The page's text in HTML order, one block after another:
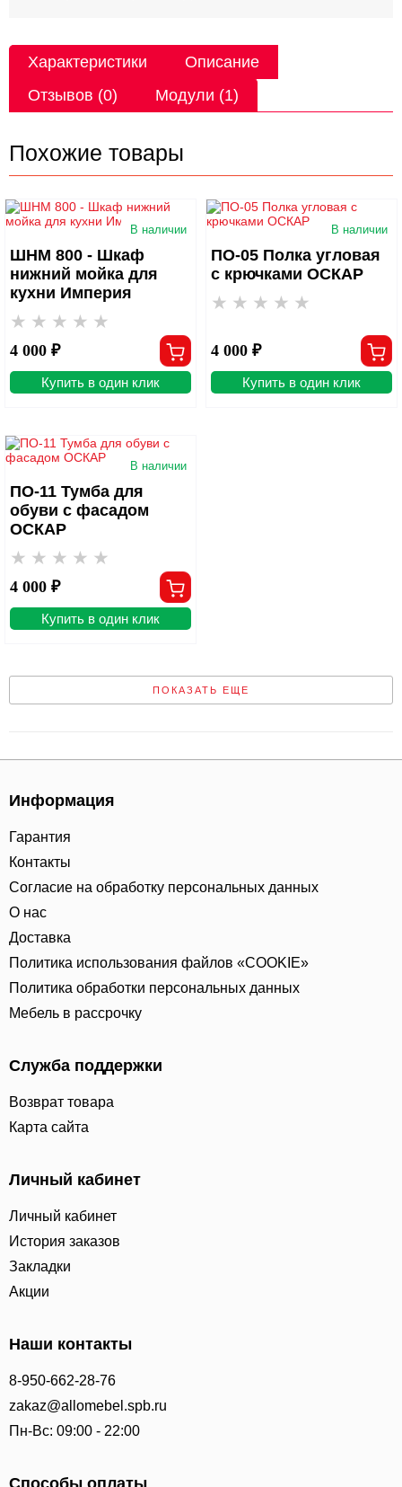
Характеристики
Описание
Отзывов (0)
Модули (1)
Похожие товары
В наличии
ШНМ 800 - Шкаф
нижний мойка для
кухни Империя
4 000 ₽
Купить в один клик
В наличии
ПО-05 Полка угловая
с крючками ОСКАР
4 000 ₽
Купить в один клик
В наличии
ПО-11 Тумба для
обуви с фасадом
ОСКАР
4 000 ₽
Купить в один клик
ПОКАЗАТЬ ЕЩЕ
Информация
Гарантия
Контакты
Согласие на обработку персональных данных
О нас
Доставка
Политика использования файлов «COOKIE»
Политика обработки персональных данных
Мебель в рассрочку
Служба поддержки
Возврат товара
Карта сайта
Личный кабинет
Личный кабинет
История заказов
Закладки
Акции
Наши контакты
8-950-662-28-76
zakaz@allomebel.spb.ru
Пн-Вс: 09:00 - 22:00
Способы оплаты